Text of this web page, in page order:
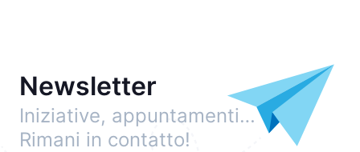
Newsletter
Iniziative, appuntamenti…
Rimani in contatto!